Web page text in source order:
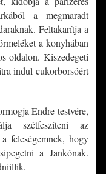
a megmaradt
Feltakarítja a
a konyhában
oldalon. Kiszedegeti
indul cukorborsóért
Endre testvére,
szétfeszíteni az
feleségemnek, hogy
a Jankónak.